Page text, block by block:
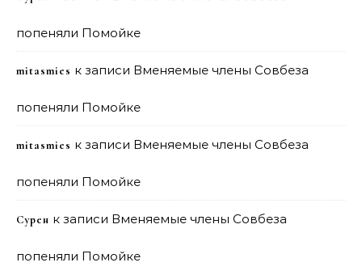
попеняли Помойке
mitasmies к записи Вменяемые члены Совбеза
попеняли Помойке
mitasmies к записи Вменяемые члены Совбеза
попеняли Помойке
Сурен к записи Вменяемые члены Совбеза
попеняли Помойке